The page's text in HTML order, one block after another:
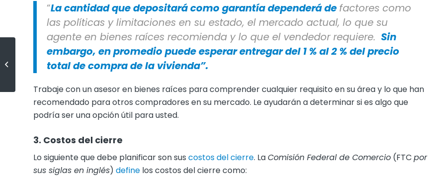
“La cantidad que depositará como garantía dependerá de factores como
las políticas y limitaciones en su estado, el mercado actual, lo que su
agente en bienes raíces recomienda y lo que el vendedor requiere. Sin
embargo, en promedio puede esperar entregar del 1 % al 2 % del precio
total de compra de la vivienda”.
Trabaje con un asesor en bienes raíces para comprender cualquier requisito en su área y lo que han
recomendado para otros compradores en su mercado. Le ayudarán a determinar si es algo que
podría ser una opción útil para usted.
3. Costos del cierre
Lo siguiente que debe planificar son sus costos del cierre. LaComisión Federal de Comercio (FTC por
sus siglas en inglés) define los costos del cierre como:
Equilibrando sus deseos y
necesidades como comprador
de vivienda hoy